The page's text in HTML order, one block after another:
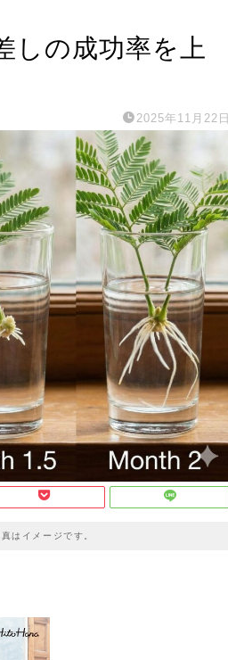
しの成功率を上
2025年11月22日
はイメージです。